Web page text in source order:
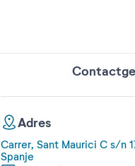
Adres
Carrer, Sant Maurici C s/n
Spanje